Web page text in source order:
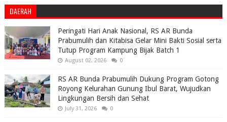
DAERAH
Peringati Hari Anak Nasional, RS AR Bunda
Prabumulih dan Kitabisa Gelar Mini Bakti Sosial serta
Tutup Program Kampung Bijak Batch 1
August 02, 2026 0
RS AR Bunda Prabumulih Dukung Program Gotong
Royong Kelurahan Gunung Ibul Barat, Wujudkan
Lingkungan Bersih dan Sehat
July 31, 2026 0